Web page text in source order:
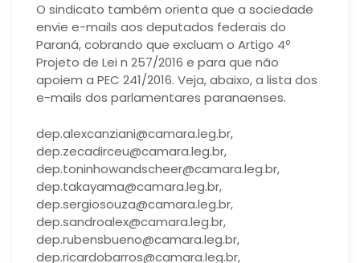
O sindicato também orienta que a sociedade
envie e-mails aos deputados federais do
Paraná, cobrando que excluam o Artigo 4º
Projeto de Lei n 257/2016 e para que não
apoiem a PEC 241/2016. Veja, abaixo, a lista dos
e-mails dos parlamentares paranaenses.
dep.alexcanziani@camara.leg.br,
dep.zecadirceu@camara.leg.br,
dep.toninhowandscheer@camara.leg.br,
dep.takayama@camara.leg.br,
dep.sergiosouza@camara.leg.br,
dep.sandroalex@camara.leg.br,
dep.rubensbueno@camara.leg.br,
dep.ricardobarros@camara.leg.br,